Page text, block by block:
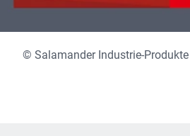
© Salamander Industrie-Produkte